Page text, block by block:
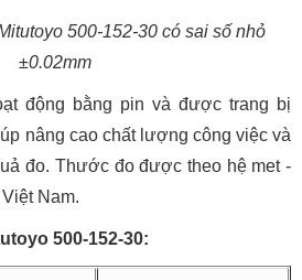
500-152-30 có sai số nhỏ
±0.02mm
động bằng pin và được trang bị
nâng cao chất lượng công việc và
đo. Thước đo được theo hệ met -
Nam.
500-152-30: